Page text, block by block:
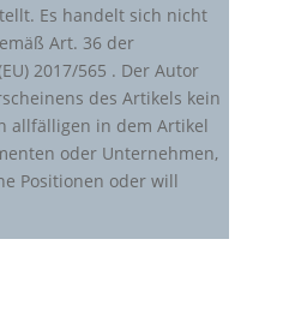
Es handelt sich nicht
Art. 36 der
2017/565 . Der Autor
des Artikels kein
allfälligen in dem Artikel
oder Unternehmen,
Positionen oder will